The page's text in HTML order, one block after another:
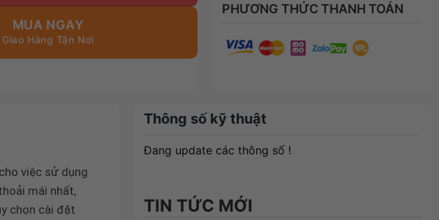
MUA NGAY
PHƯƠNG THỨC THANH TOÁN
việc sử dụng
mái nhất,
chọn cài đặt
Thông số kỹ thuật
Đang update các thông số !
TIN TỨC MỚI